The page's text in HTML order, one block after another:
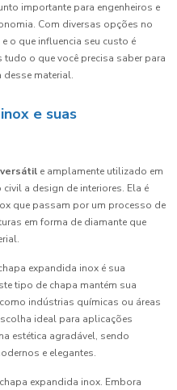
importante para engenheiros e
Com diversas opções no
o que influencia seu custo é
o que você precisa saber para
material.
e suas
versátil e amplamente utilizado em
a design de interiores. Ela é
que passam por um processo de
em forma de diamante que
expandida inox é sua
tipo de chapa mantém sua
indústrias químicas ou áreas
ideal para aplicações
estética agradável, sendo
e elegantes.
expandida inox. Embora